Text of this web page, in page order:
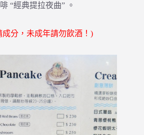
“經典提拉夜曲” 。
分，未成年請勿飲酒！)